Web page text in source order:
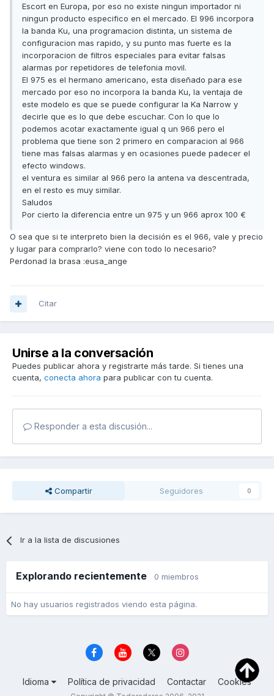
Escort en Europa, por eso no existe ningun importador ni
ningun producto especifico en el mercado. El 996 incorpora
la banda Ku, una programacion distinta, un sistema de
configuracion mas rapido, y su punto mas fuerte es la
incorporacion de filtros especiales para evitar falsas
alarmas por repetidores de telefonia movil.
El 975 es el hermano americano, esta diseñado para ese
mercado por eso no incorpora la banda Ku, la ventaja de
este modelo es que se puede configurar la Ka Narrow y
decirle que es lo que debe escuchar. Con lo que lo
podemos acotar exactamente igual q un 966 pero el
problema que tiene son 2 primero en comparacion al 966
tiene mas falsas alarmas y en ocasiones puede padecer el
efecto windows.
el ventura es similar al 966 pero la antena va descentrada,
en el resto es muy similar.
Saludos
Por cierto la diferencia entre un 975 y un 966 aprox 100 €
O sea que si te interpreto bien la decisión es el 966, vale y precio
y lugar para comprarlo? viene con todo lo necesario?
Perdonad la brasa :eusa_ange
Citar
Unirse a la conversación
Puedes publicar ahora y registrarte más tarde. Si tienes una
cuenta, conecta ahora para publicar con tu cuenta.
Responder a esta discusión...
Compartir Seguidores 0
Ir a la lista de discusiones
Explorando recientemente 0 miembros
No hay usuarios registrados viendo esta página.
Idioma Política de privacidad Contactar Cookies